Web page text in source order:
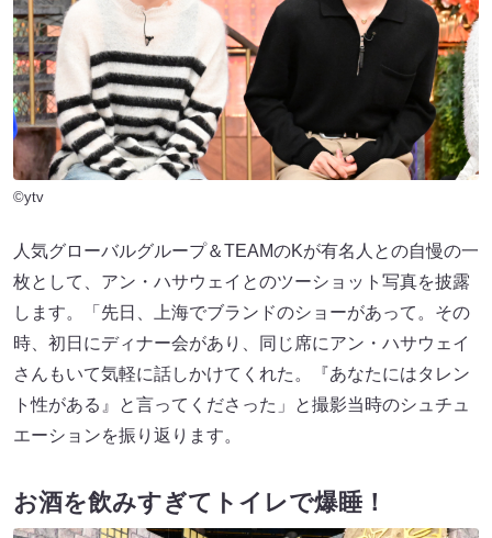
©ytv
人気グローバルグループ＆TEAMのKが有名人との自慢の一
枚として、アン・ハサウェイとのツーショット写真を披露
します。「先日、上海でブランドのショーがあって。その
時、初日にディナー会があり、同じ席にアン・ハサウェイ
さんもいて気軽に話しかけてくれた。『あなたにはタレン
ト性がある』と言ってくださった」と撮影当時のシュチュ
エーションを振り返ります。
お酒を飲みすぎてトイレで爆睡！